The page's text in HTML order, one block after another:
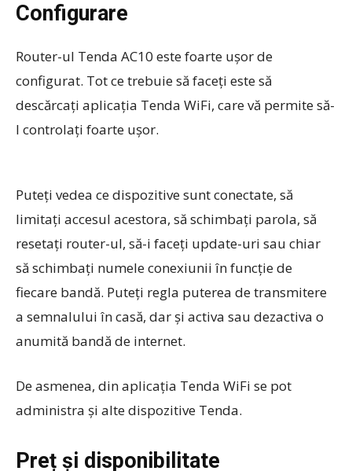
Configurare
Router-ul Tenda AC10 este foarte ușor de
configurat. Tot ce trebuie să faceți este să
descărcați aplicația Tenda WiFi, care vă permite să-
l controlați foarte ușor.
Puteți vedea ce dispozitive sunt conectate, să
limitați accesul acestora, să schimbați parola, să
resetați router-ul, să-i faceți update-uri sau chiar
să schimbați numele conexiunii în funcție de
fiecare bandă. Puteți regla puterea de transmitere
a semnalului în casă, dar și activa sau dezactiva o
anumită bandă de internet.
De asmenea, din aplicația Tenda WiFi se pot
administra și alte dispozitive Tenda.
Preț și disponibilitate